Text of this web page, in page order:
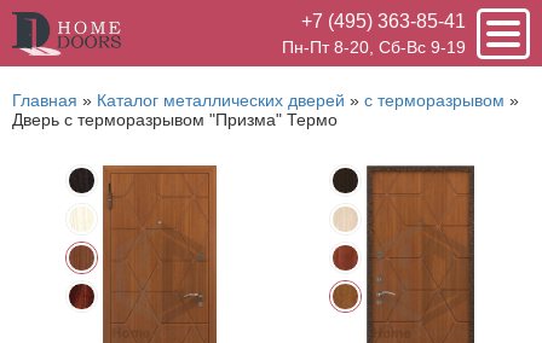
+7 (495) 363-85-41
Пн-Пт 8-20, Сб-Вс 9-19
Главная » Каталог металлических дверей » с терморазрывом »
Дверь с терморазрывом "Призма" Термо